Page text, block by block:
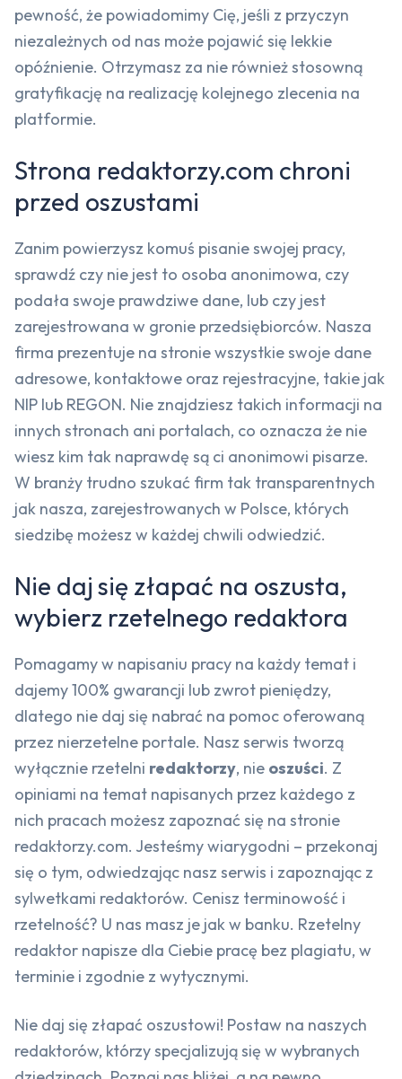
pewność, że powiadomimy Cię, jeśli z przyczyn
niezależnych od nas może pojawić się lekkie
opóźnienie. Otrzymasz za nie również stosowną
gratyfikację na realizację kolejnego zlecenia na
platformie.
Strona redaktorzy.com chroni
przed oszustami
Zanim powierzysz komuś pisanie swojej pracy,
sprawdź czy nie jest to osoba anonimowa, czy
podała swoje prawdziwe dane, lub czy jest
zarejestrowana w gronie przedsiębiorców. Nasza
firma prezentuje na stronie wszystkie swoje dane
adresowe, kontaktowe oraz rejestracyjne, takie jak
NIP lub REGON. Nie znajdziesz takich informacji na
innych stronach ani portalach, co oznacza że nie
wiesz kim tak naprawdę są ci anonimowi pisarze.
W branży trudno szukać firm tak transparentnych
jak nasza, zarejestrowanych w Polsce, których
siedzibę możesz w każdej chwili odwiedzić.
Nie daj się złapać na oszusta,
wybierz rzetelnego redaktora
Pomagamy w napisaniu pracy na każdy temat i
dajemy 100% gwarancji lub zwrot pieniędzy,
dlatego nie daj się nabrać na pomoc oferowaną
przez nierzetelne portale. Nasz serwis tworzą
wyłącznie rzetelni redaktorzy, nie oszuści. Z
opiniami na temat napisanych przez każdego z
nich pracach możesz zapoznać się na stronie
redaktorzy.com. Jesteśmy wiarygodni – przekonaj
się o tym, odwiedzając nasz serwis i zapoznając z
sylwetkami redaktorów. Cenisz terminowość i
rzetelność? U nas masz je jak w banku. Rzetelny
redaktor napisze dla Ciebie pracę bez plagiatu, w
terminie i zgodnie z wytycznymi.
Nie daj się złapać oszustowi! Postaw na naszych
redaktorów, którzy specjalizują się w wybranych